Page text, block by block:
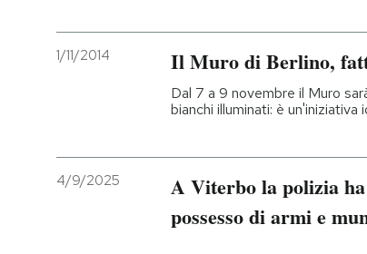
1/11/2014 Il Muro di Berlino,
Dal 7 a 9 novembre il Muro
bianchi illuminati: è
4/9/2025
A Viterbo la polizia
possesso di armi e